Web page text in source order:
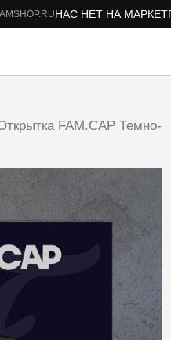
НАС НЕТ НА
FAM.CAP Темно-